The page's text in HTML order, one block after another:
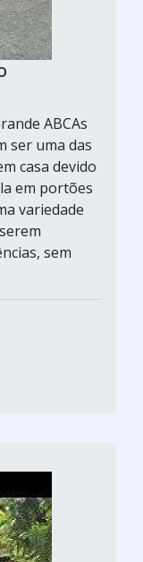
ABCAs
ser uma das
casa devido
em portões
variedade
sem